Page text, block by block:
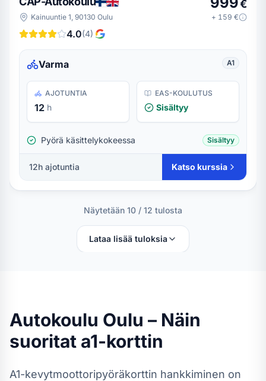
Kainuuntie 1, 90130 Oulu
4.0(4)
€
+ 159 €
Varma A1
AJOTUNTIA
12 h
EAS-KOULUTUS
Sisältyy
Pyörä käsittelykokeessa Sisältyy
12h ajotuntia Katso kurssia
Näytetään 10 / 12 tulosta
Lataa lisää tuloksia
Autokoulu Oulu – Näin
suoritat a1-korttin
A1-kevytmoottoripyöräkorttin hankkiminen on